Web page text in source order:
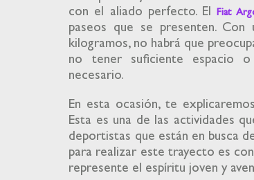
con el aliado perfecto. El Fiat
paseos que se presenten.
kilogramos, no habrá que
no tener suficiente espacio
necesario.
En esta ocasión, te
Esta es una de las actividades
deportistas que están en busca
para realizar este trayecto es
represente el espíritu joven y